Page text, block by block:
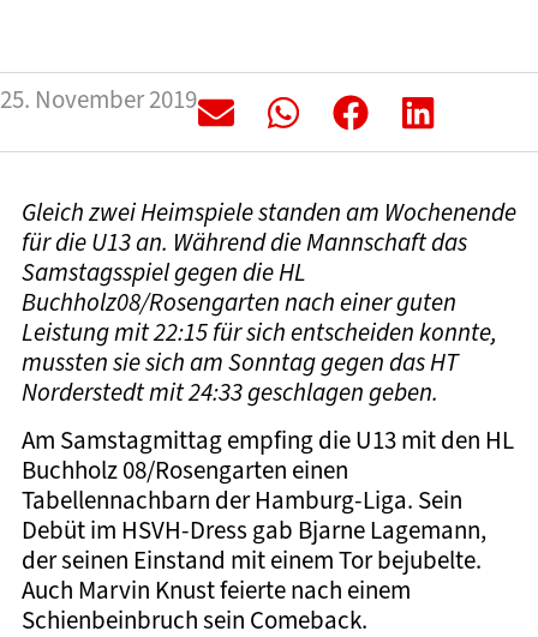
25. November 2019
Gleich zwei Heimspiele standen am Wochenende
für die U13 an. Während die Mannschaft das
Samstagsspiel gegen die HL
Buchholz08/Rosengarten nach einer guten
Leistung mit 22:15 für sich entscheiden konnte,
mussten sie sich am Sonntag gegen das HT
Norderstedt mit 24:33 geschlagen geben.
Am Samstagmittag empfing die U13 mit den HL
Buchholz 08/Rosengarten einen
Tabellennachbarn der Hamburg-Liga. Sein
Debüt im HSVH-Dress gab Bjarne Lagemann,
der seinen Einstand mit einem Tor bejubelte.
Auch Marvin Knust feierte nach einem
Schienbeinbruch sein Comeback.